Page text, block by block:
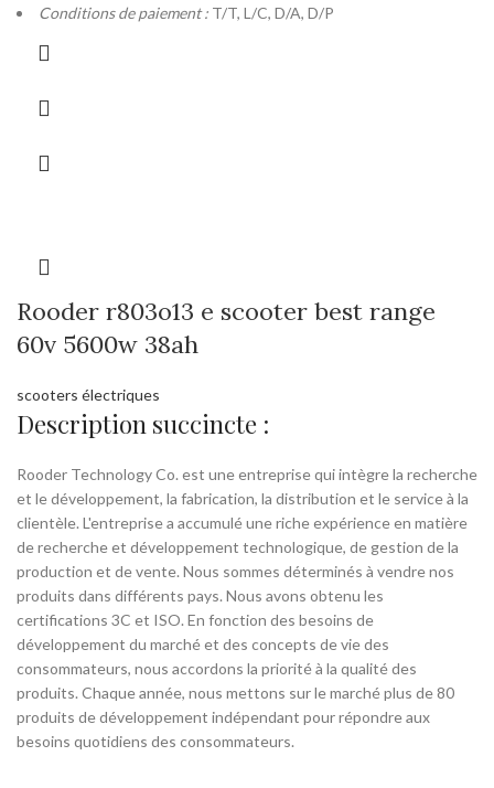
Conditions de paiement : T/T, L/C, D/A, D/P
Rooder r803o13 e scooter best range
60v 5600w 38ah
scooters électriques
Description succincte :
Rooder Technology Co. est une entreprise qui intègre la recherche
et le développement, la fabrication, la distribution et le service à la
clientèle. L'entreprise a accumulé une riche expérience en matière
de recherche et développement technologique, de gestion de la
production et de vente. Nous sommes déterminés à vendre nos
produits dans différents pays. Nous avons obtenu les
certifications 3C et ISO. En fonction des besoins de
développement du marché et des concepts de vie des
consommateurs, nous accordons la priorité à la qualité des
produits. Chaque année, nous mettons sur le marché plus de 80
produits de développement indépendant pour répondre aux
besoins quotidiens des consommateurs.